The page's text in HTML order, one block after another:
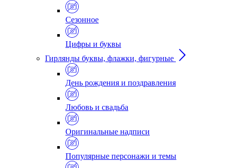
Сезонное
Цифры и буквы
Гирлянды буквы, флажки, фигурные
День рождения и поздравления
Любовь и свадьба
Оригинальные надписи
Популярные персонажи и темы